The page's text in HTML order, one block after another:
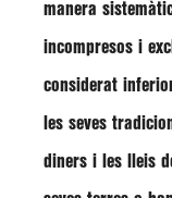
manera
incompresos i
considerat
les seves
diners i les lleis